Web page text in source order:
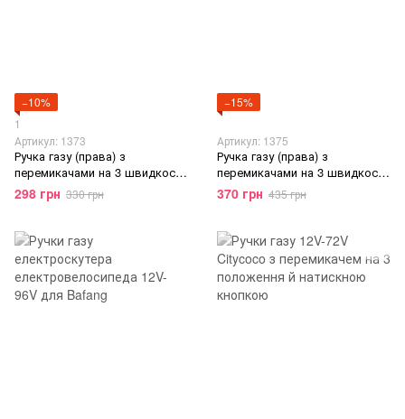
−10%
1
Артикул: 1373
Ручка газу (права) з
перемикачами на 3 швидкості
та задній хід
298 грн 330 грн
−15%
Артикул: 1375
Ручка газу (права) з
перемикачами на 3 швидкості
+ реверс
370 грн 435 грн